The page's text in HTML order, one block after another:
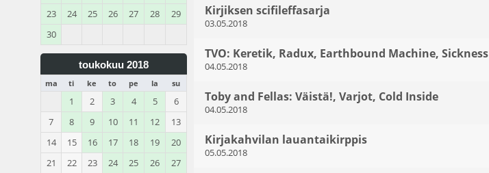
23
24 25 26 27 28
29
30
toukokuu 2018
ma ti ke to pe la su
1 2 3 4 5
6
7
8 9 10 11 12
13
14
15 16 17 18 19
20
21
22 23 24 25 26 27
Kirjiksen scifileffasarja
03.05.2018
TVO: Keretik, Radux, Earthbound Machine, Sickness
04.05.2018
Toby and Fellas: Väistä!, Varjot, Cold Inside
04.05.2018
Kirjakahvilan lauantaikirppis
05.05.2018